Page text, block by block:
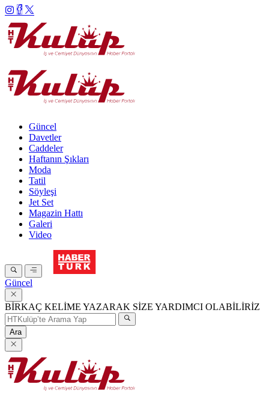
Güncel
Davetler
Caddeler
Haftanın Şıkları
Moda
Tatil
Söyleşi
Jet Set
Magazin Hattı
Galeri
Video
Güncel
BİRKAÇ KELİME YAZARAK SİZE YARDIMCI OLABİLİRİZ
Ara